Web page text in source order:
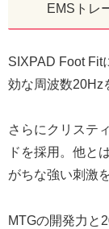
EMSトレ
SIXPAD Foot Fit
効な周波数20Hz
さらにクリステ
ドを採用。他と
がちな強い刺激
MTGの開発力と